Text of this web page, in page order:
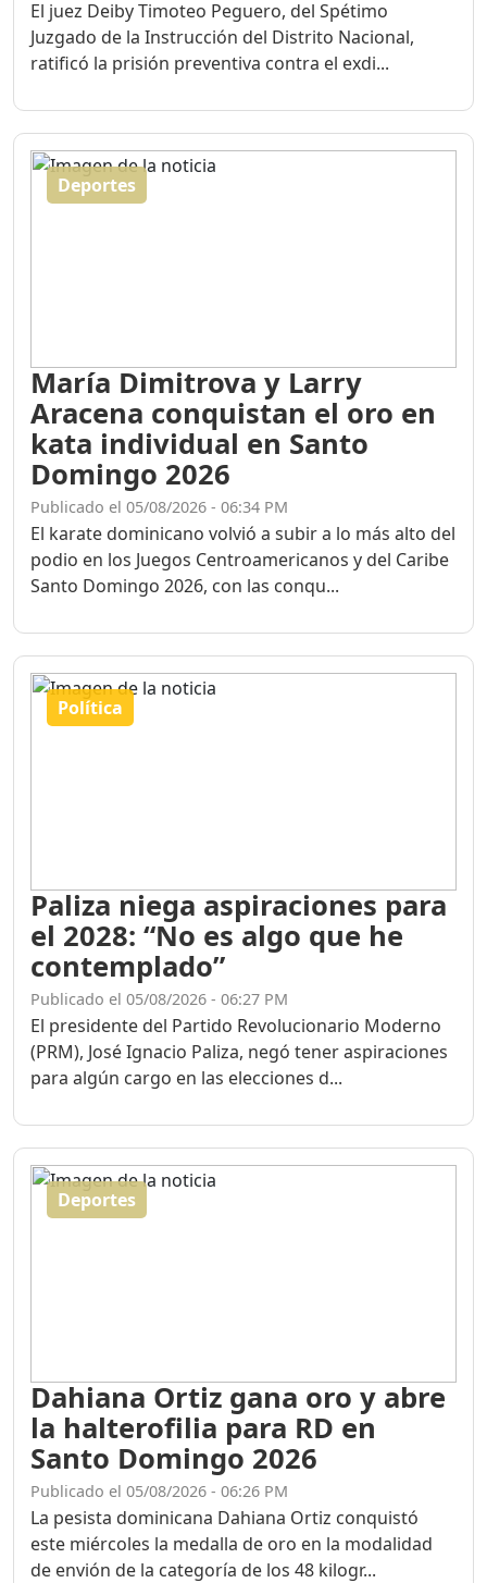
El juez Deiby Timoteo Peguero, del Spétimo
Juzgado de la Instrucción del Distrito Nacional,
ratificó la prisión preventiva contra el exdi...
Deportes
María Dimitrova y Larry
Aracena conquistan el oro en
kata individual en Santo
Domingo 2026
Publicado el 05/08/2026 - 06:34 PM
El karate dominicano volvió a subir a lo más alto del
podio en los Juegos Centroamericanos y del Caribe
Santo Domingo 2026, con las conqu...
Política
Paliza niega aspiraciones para
el 2028: “No es algo que he
contemplado”
Publicado el 05/08/2026 - 06:27 PM
El presidente del Partido Revolucionario Moderno
(PRM), José Ignacio Paliza, negó tener aspiraciones
para algún cargo en las elecciones d...
Deportes
Dahiana Ortiz gana oro y abre
la halterofilia para RD en
Santo Domingo 2026
Publicado el 05/08/2026 - 06:26 PM
La pesista dominicana Dahiana Ortiz conquistó
este miércoles la medalla de oro en la modalidad
de envión de la categoría de los 48 kilogr...